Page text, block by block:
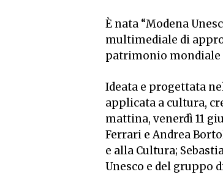
È nata “Modena
multimediale di
patrimonio mondiale
Ideata e progettata
applicata a cultura,
mattina, venerdì 11
Ferrari e Andrea
e alla Cultura;
Unesco e del gruppo